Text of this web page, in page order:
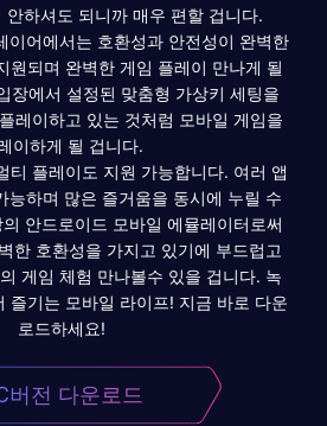
안하셔도 되니까 매우 편할 겁니다.
이어에서는 호환성과 안전성이 완벽한
원되며 완벽한 게임 플레이 만나게 될
장에서 설정된 맞춤형 가상키 세팅을
레이하고 있는 것처럼 모바일 게임을
이하게 될 겁니다.
티 플레이도 지원 가능합니다. 여러 앱
능하며 많은 즐거움을 동시에 누릴 수
안드로이드 모바일 에뮬레이터로써
한 호환성을 가지고 있기에 부드럽고
게임 체험 만나볼수 있을 겁니다. 녹
즐기는 모바일 라이프! 지금 바로 다운
로드하세요!
버전 다운로드